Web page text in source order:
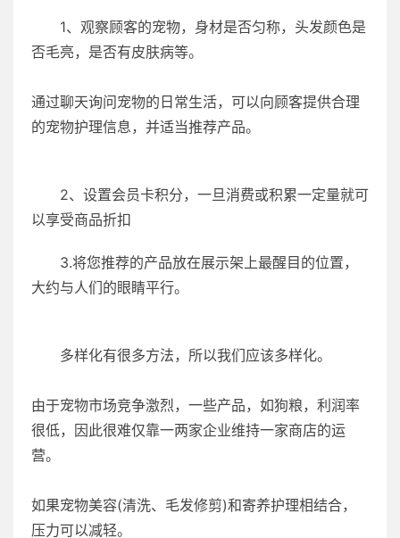
1、观察顾客的宠物，身材是否匀称，头发颜色是
否毛亮，是否有皮肤病等。
通过聊天询问宠物的日常生活，可以向顾客提供合理
的宠物护理信息，并适当推荐产品。
2、设置会员卡积分，一旦消费或积累一定量就可
以享受商品折扣
3.将您推荐的产品放在展示架上最醒目的位置，
大约与人们的眼睛平行。
多样化有很多方法，所以我们应该多样化。
由于宠物市场竞争激烈，一些产品，如狗粮，利润率
很低，因此很难仅靠一两家企业维持一家商店的运
营。
如果宠物美容(清洗、毛发修剪)和寄养护理相结合，
压力可以减轻。